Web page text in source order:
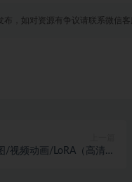
，如对资源有争议请联系微信客
视频动画/LoRA（高清完